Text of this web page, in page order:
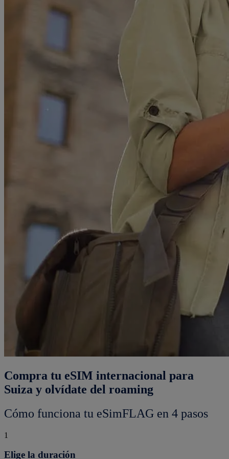
Compra tu eSIM internacional para
Suiza y olvídate del roaming
Cómo funciona tu eSimFLAG en 4 pasos
1
Elige la duración